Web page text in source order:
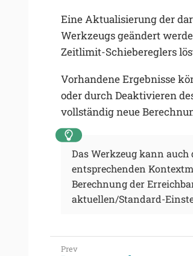
Eine Aktualisierung der
Werkzeugs geändert
Zeitlimit-Schiebereglers
Vorhandene Ergebnisse
oder durch Deaktivieren
vollständig neue
Das Werkzeug kann
entsprechenden
Berechnung der
aktuellen/Standard-